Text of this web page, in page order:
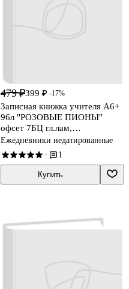
479 ₽399 ₽ -17%
Записная книжка учителя А6+
96л "РОЗОВЫЕ ПИОНЫ"
офсет 7БЦ гл.лам,
тисн.фольгой
Ежедневники недатированные
· 1
Купить